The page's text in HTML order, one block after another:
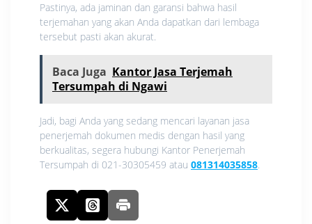
Pastinya, ada jaminan dan garansi bahwa hasil
terjemahan yang akan Anda dapatkan dari lembaga
tersebut pasti akan akurat.
Baca Juga Kantor Jasa Terjemah
Tersumpah di Ngawi
Jadi, bagi Anda yang sedang mencari layanan jasa
penerjemah dokumen medis dengan hasil yang
berkualitas, segera hubungi Kantor Penerjemah
Tersumpah di 021-30305459 atau 081314035858.